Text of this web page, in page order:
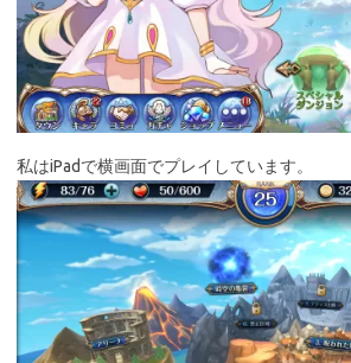
私はiPadで横画面でプレイしています。